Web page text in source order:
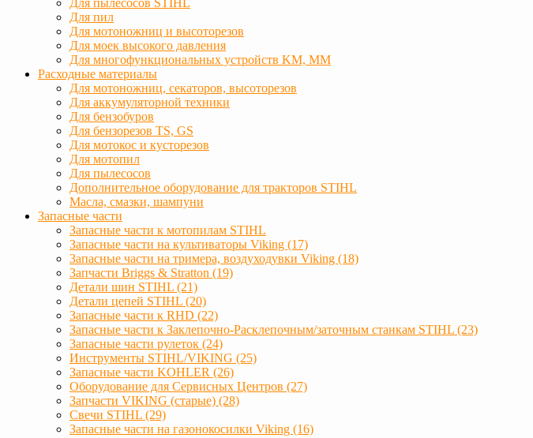
Для пылесосов STIHL
Для пил
Для мотоножниц и высоторезов
Для моек высокого давления
Для многофункциональных устройств KM, MM
Расходные материалы
Для мотоножниц, секаторов, высоторезов
Для аккумуляторной техники
Для бензобуров
Для бензорезов TS, GS
Для мотокос и кусторезов
Для мотопил
Для пылесосов
Дополнительное оборудование для тракторов STIHL
Масла, смазки, шампуни
Запасные части
Запасные части к мотопилам STIHL
Запасные части на культиваторы Viking (17)
Запасные части на тримера, воздуходувки Viking (18)
Запчасти Briggs & Stratton (19)
Детали шин STIHL (21)
Детали цепей STIHL (20)
Запасные части к RHD (22)
Запасные части к Заклепочно-Расклепочным/заточным станкам STIHL (23)
Запасные части рулеток (24)
Инструменты STIHL/VIKING (25)
Запасные части KOHLER (26)
Оборудование для Сервисных Центров (27)
Запчасти VIKING (старые) (28)
Свечи STIHL (29)
Запасные части на газонокосилки Viking (16)